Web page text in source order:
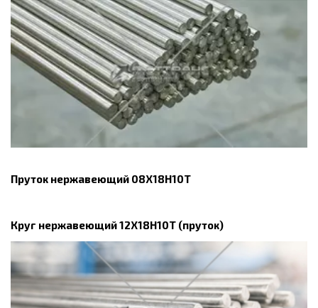
Пруток нержавеющий 08Х18Н10Т
Круг нержавеющий 12Х18Н10Т (пруток)